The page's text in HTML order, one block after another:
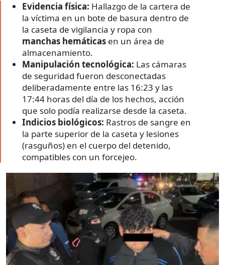
Evidencia física: Hallazgo de la cartera de
la víctima en un bote de basura dentro de
la caseta de vigilancia y ropa con
manchas hemáticas en un área de
almacenamiento.
Manipulación tecnológica: Las cámaras
de seguridad fueron desconectadas
deliberadamente entre las 16:23 y las
17:44 horas del día de los hechos, acción
que solo podía realizarse desde la caseta.
Indicios biológicos: Rastros de sangre en
la parte superior de la caseta y lesiones
(rasguños) en el cuerpo del detenido,
compatibles con un forcejeo.